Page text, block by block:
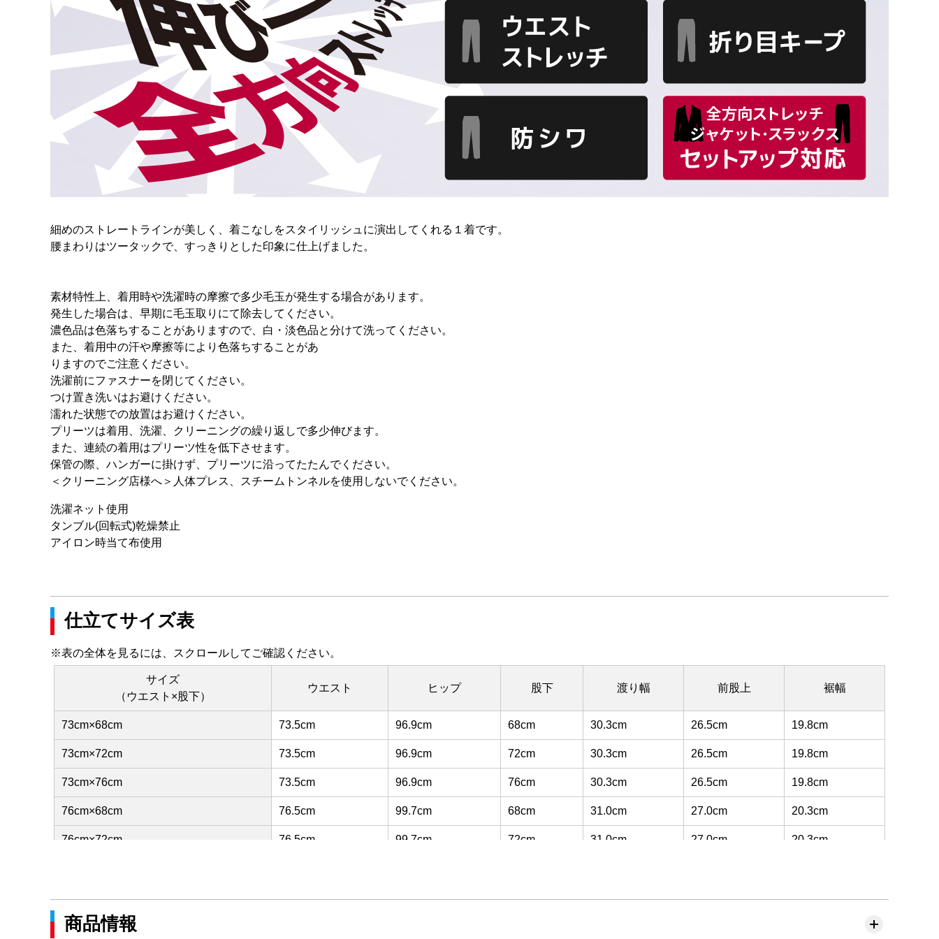
細めのストレートラインが美しく、着こなしをスタイリッシュに演出してくれる１着です。
腰まわりはツータックで、すっきりとした印象に仕上げました。
素材特性上、着用時や洗濯時の摩擦で多少毛玉が発生する場合があります。
発生した場合は、早期に毛玉取りにて除去してください。
濃色品は色落ちすることがありますので、白・淡色品と分けて洗ってください。
また、着用中の汗や摩擦等により色落ちすることがあ
りますのでご注意ください。
洗濯前にファスナーを閉じてください。
つけ置き洗いはお避けください。
濡れた状態での放置はお避けください。
プリーツは着用、洗濯、クリーニングの繰り返しで多少伸びます。
また、連続の着用はプリーツ性を低下させます。
保管の際、ハンガーに掛けず、プリーツに沿ってたたんでください。
＜クリーニング店様へ＞人体プレス、スチームトンネルを使用しないでください。
洗濯ネット使用
タンブル(回転式)乾燥禁止
アイロン時当て布使用
仕立てサイズ表
※表の全体を見るには、スクロールしてご確認ください。
サイズ
（ウエスト×股下）
ウエスト ヒップ 股下 渡り幅 前股上 裾幅
73cm×68cm 73.5cm 96.9cm 68cm 30.3cm 26.5cm 19.8cm
73cm×72cm 73.5cm 96.9cm 72cm 30.3cm 26.5cm 19.8cm
73cm×76cm 73.5cm 96.9cm 76cm 30.3cm 26.5cm 19.8cm
76cm×68cm 76.5cm 99.7cm 68cm 31.0cm 27.0cm 20.3cm
76cm×72cm 76.5cm 99.7cm 72cm 31.0cm 27.0cm 20.3cm
79cm×68cm 79.5cm 102.4cm 68cm 31.8cm 27.5cm 20.8cm
79cm×72cm
商品情報